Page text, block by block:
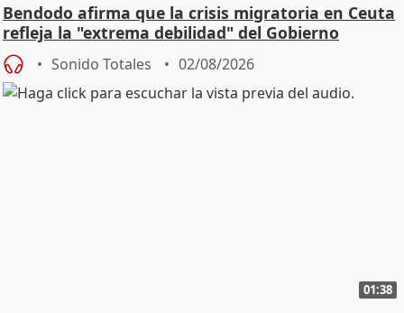
Bendodo afirma que la crisis migratoria en Ceuta
refleja la "extrema debilidad" del Gobierno
Sonido Totales 02/08/2026
01:38